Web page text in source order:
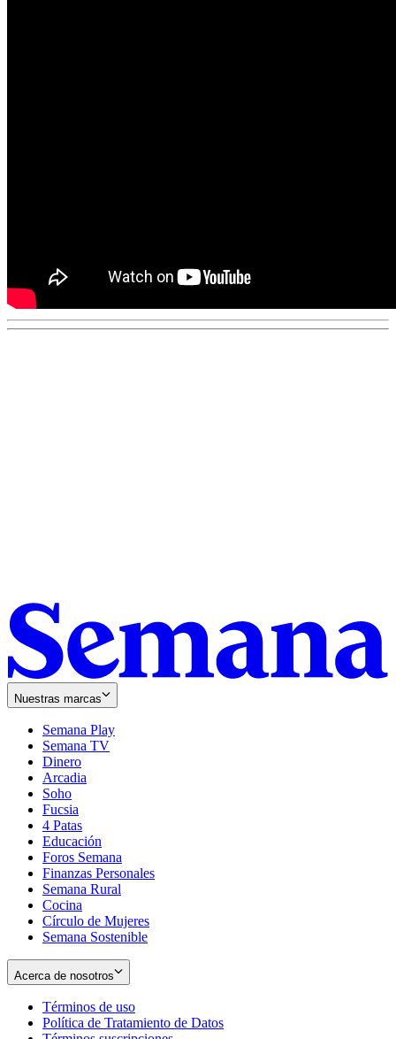
Nuestras marcas
Semana Play
Semana TV
Dinero
Arcadia
Soho
in
new
window
Fucsia
in
new
window
4 Patas
Educación
Foros Semana
Finanzas Personales
Semana Rural
Cocina
Círculo de Mujeres
Semana Sostenible
Acerca de nosotros
Términos de uso
in
Política de Tratamiento de Datos